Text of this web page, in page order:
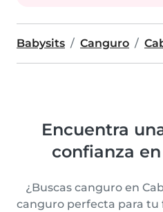
Babysits Canguro
Encuentra
confianza
¿Buscas canguro en
canguro perfecta para tu